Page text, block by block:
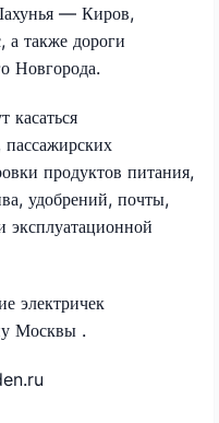
— Киров,
также дороги
Новгорода.
касаться
пассажирских
продуктов питания,
удобрений, почты,
эксплуатационной
электричек
Москвы .